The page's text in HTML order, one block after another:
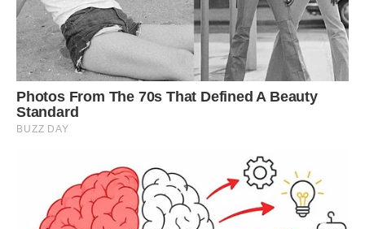
Ось чому якщо у вас проблеми, ви повинні звертатися за
допомогою до Левів. У них напевно є “знайомий”, здатний
вирішити будь-яке питання.
Ми любимо всім серцем.